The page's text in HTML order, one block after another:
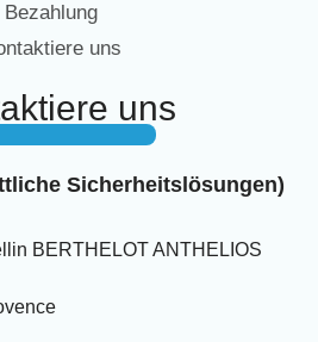
Bezahlung
uns
uns
Sicherheitslösungen)
BERTHELOT ANTHELIOS